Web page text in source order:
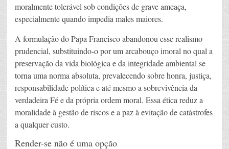
moralmente tolerável sob condições de grave ameaça,
especialmente quando impedia males maiores.
A formulação do Papa Francisco abandonou esse realismo
prudencial, substituindo-o por um arcabouço imoral no qual a
preservação da vida biológica e da integridade ambiental se
torna uma norma absoluta, prevalecendo sobre honra, justiça,
responsabilidade política e até mesmo a sobrevivência da
verdadeira Fé e da própria ordem moral. Essa ética reduz a
moralidade à gestão de riscos e a paz à evitação de catástrofes
a qualquer custo.
Render-se não é uma opção